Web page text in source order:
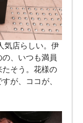
店らしい。伊
、いつも満員
そう。花様の
が、ココが、